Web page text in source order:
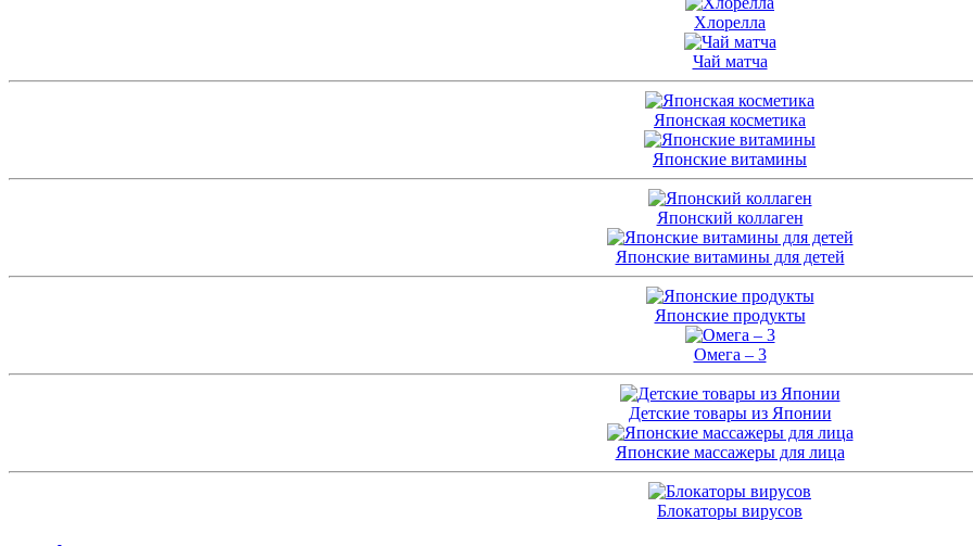
Хлорелла
Чай матча
Японская косметика
Японские витамины
Японский коллаген
Японские витамины для детей
Японские продукты
Омега – 3
Детские товары из Японии
Японские массажеры для лица
Блокаторы вирусов